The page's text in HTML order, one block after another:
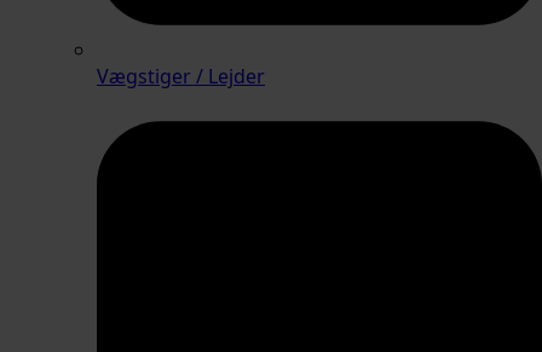
Vægstiger / Lejder